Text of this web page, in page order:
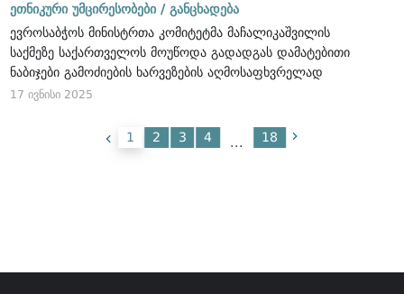
ეთნიკური უმცირესობები / განცხადება
ევროსაბჭოს მინისტრთა კომიტეტმა მაჩალიკაშვილის
საქმეზე საქართველოს მოუწოდა გადადგას დამატებითი
ნაბიჯები გამოძიების ხარვეზების აღმოსაფხვრელად
17 ივნისი 2025
1 2 3 4 ... 18